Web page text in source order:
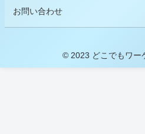
お問い合わせ
© 2023 どこでもワー